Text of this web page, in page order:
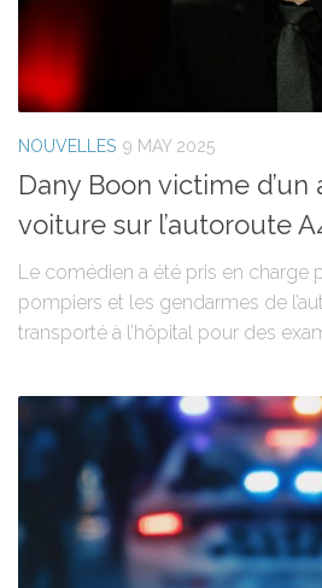
NOUVELLES 9 MAY 2025
Dany Boon victime
voiture sur l’autoroute
Le comédien a été pris en charge
pompiers et les gendarmes de
transporté à l’hôpital pour des